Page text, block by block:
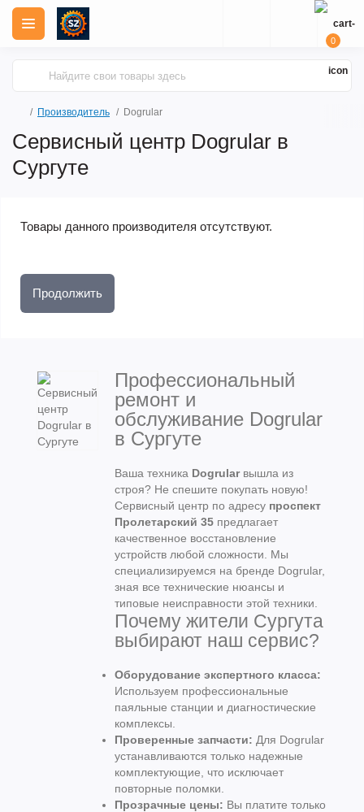
0
Производитель Dogrular
Сервисный центр Dogrular в
Сургуте
Товары данного производителя отсутствуют.
Продолжить
Профессиональный
ремонт и
обслуживание Dogrular
в Сургуте
Ваша техника Dogrularвышла из
строя? Не спешите покупать новую!
Сервисный центр по адресу проспект
Пролетарский 35 предлагает
качественное восстановление
устройств любой сложности. Мы
специализируемся на бренде Dogrular,
зная все технические нюансы и
типовые неисправности этой техники.
Почему жители Сургута
выбирают наш сервис?
Оборудование экспертного класса:
Используем профессиональные
паяльные станции и диагностические
комплексы.
Проверенные запчасти: Для Dogrular
устанавливаются только надежные
комплектующие, что исключает
повторные поломки.
Прозрачные цены: Вы платите только